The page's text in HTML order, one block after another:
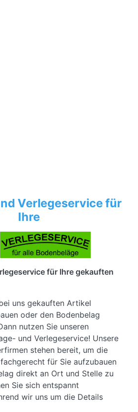
Verlegeservice für
Ihre
für Ihre gekauften
uns gekauften Artikel
oder den Bodenbelag
nutzen Sie unseren
und Verlegeservice! Unsere
stehen bereit, um die
für Sie aufzubauen
direkt an Ort und Stelle zu
Sie sich entspannt
wir uns um die Details